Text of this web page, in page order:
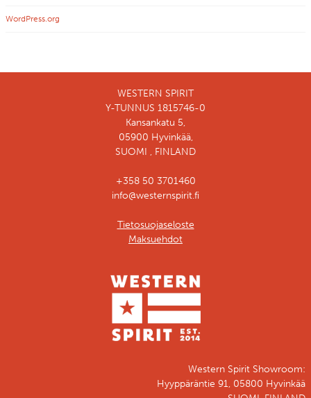
WordPress.org
WESTERN SPIRIT
Y-TUNNUS 1815746-0
Kansankatu 5,
05900 Hyvinkää,
SUOMI , FINLAND
+358 50 3701460
info@westernspirit.fi
Tietosuojaseloste
Maksuehdot
Western Spirit Showroom:
Hyyppäräntie 91, 05800 Hyvinkää